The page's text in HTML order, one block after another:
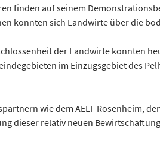
finden auf seinem
konnten sich Landwirte über die
der Landwirte konnten
im Einzugsgebiet des
wie dem AELF Rosenheim,
dieser relativ neuen